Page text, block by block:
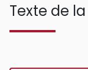
Texte de la